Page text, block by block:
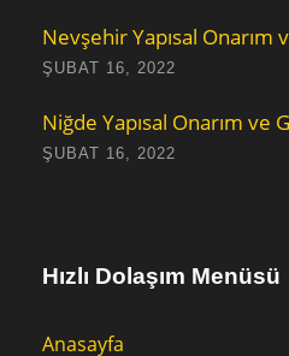
Nevşehir Yapısal Onarım
ŞUBAT 16, 2022
Niğde Yapısal Onarım ve
ŞUBAT 16, 2022
Hızlı Dolaşım Menüsü
Anasayfa